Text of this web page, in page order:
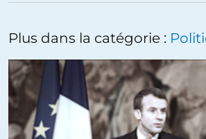
Ou plus exactement, tout est établi pour
l’investissement personnel des citoyens
entreprise civique.
Au contraire, tout est organisé pour un
vote prédéfini, soit par re découpage
par la captation de courants minoritaires
nuclėarisent le débat, soit encore par une
Plus dans la catégorie :